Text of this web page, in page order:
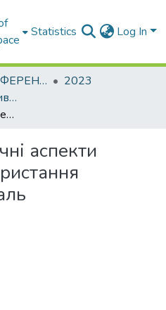
Statistics Log In
МАТЕРІАЛИ КОНФЕРЕНЦІЙ
2023
Проблеми та перспективи розвитку підприємництва
Техніко-економічні аспекти оптимізації використання буронабивних паль
аспекти